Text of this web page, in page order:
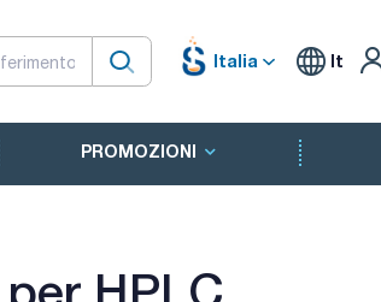
Italia It
PROMOZIONI
HPLC